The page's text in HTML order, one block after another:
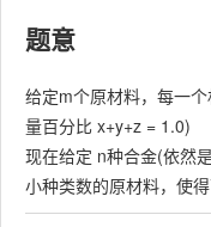
题意
给定m个原材料，每一
量百分比 x+y+z = 1.0)
现在给定 n种合金(依然
小种类数的原材料，使